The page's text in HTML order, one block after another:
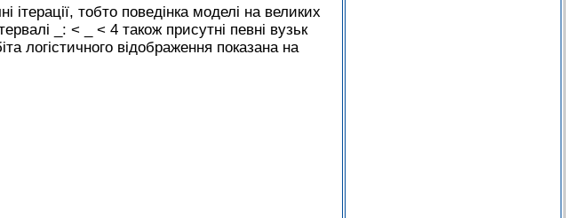
тобто поведінка моделі на великих
_: < _ < 4 також присутні певні вузьк
логістичного відображення показана на